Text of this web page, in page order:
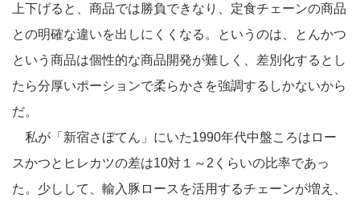
上下げると、商品では勝負できなり、定食チェーンの商品
との明確な違いを出しにくくなる。というのは、とんかつ
という商品は個性的な商品開発が難しく、差別化するとし
たら分厚いポーションで柔らかさを強調するしかないから
だ。
私が「新宿さぼてん」にいた1990年代中盤ころはロー
スかつとヒレカツの差は10対１～2くらいの比率であっ
た。少しして、輸入豚ロースを活用するチェーンが増え、